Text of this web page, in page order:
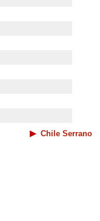
Chile Serrano